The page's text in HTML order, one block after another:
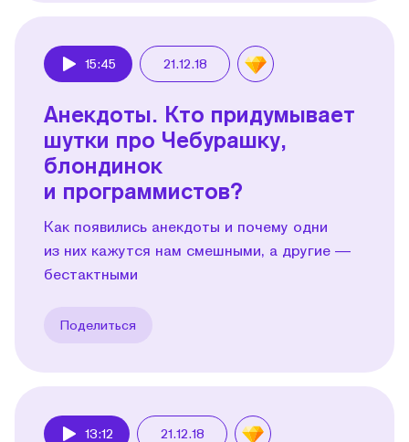
15:45 21.12.18
Анекдоты. Кто придумывает
шутки про Чебурашку,
блондинок
и программистов?
Как появились анекдоты и почему одни
из них кажутся нам смешными, а другие —
бестактными
Поделиться
13:12 21.12.18